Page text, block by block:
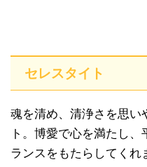
セレスタイト
魂を清め、清浄さを思い
ト。博愛で心を満たし
ランスをもたらしてくれ